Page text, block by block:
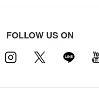
FOLLOW US ON